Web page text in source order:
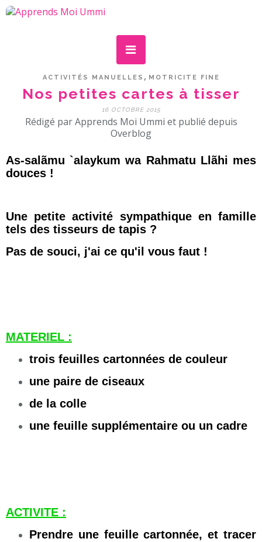
ACTIVITÉS MANUELLES , MOTRICITE FINE
Nos petites cartes à tisser
16 OCTOBRE 2015
Rédigé par Apprends Moi Ummi et publié depuis
Overblog
As-salãmu `alaykum wa Rahmatu Llãhi mes
douces !
Une petite activité sympathique en famille
tels des tisseurs de tapis ?
Pas de souci, j'ai ce qu'il vous faut !
MATERIEL :
trois feuilles cartonnées de couleur
une paire de ciseaux
de la colle
une feuille supplémentaire ou un cadre
ACTIVITE :
Prendre une feuille cartonnée, et tracer